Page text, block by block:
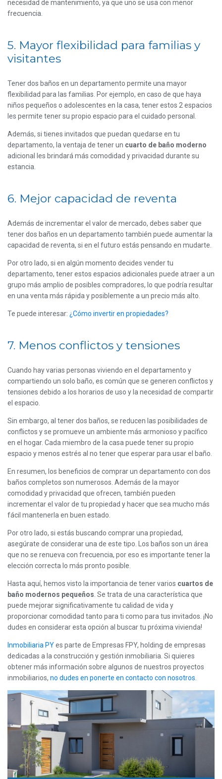
necesidad de mantenimiento, ya que uno se usa con menor
frecuencia.
5. Mayor flexibilidad para familias y
visitantes
Tener dos baños en un departamento permite una mayor
flexibilidad para las familias. Por ejemplo, en caso de que haya
niños pequeños o adolescentes en la casa, tener estos 2 espacios
les permite tener su propio espacio para el cuidado personal.
Además, si tienes invitados que puedan quedarse en tu
departamento, la ventaja de tener un cuarto de baño moderno
adicional les brindará más comodidad y privacidad durante su
estancia.
6. Mejor capacidad de reventa
Además de incrementar el valor de mercado, debes saber que
tener dos baños en un departamento también puede aumentar la
capacidad de reventa, si en el futuro estás pensando en mudarte.
Por otro lado, si en algún momento decides vender tu
departamento, tener estos espacios adicionales puede atraer a un
grupo más amplio de posibles compradores, lo que podría resultar
en una venta más rápida y posiblemente a un precio más alto.
Te puede interesar: ¿Cómo invertir en propiedades?
7. Menos conflictos y tensiones
Cuando hay varias personas viviendo en el departamento y
compartiendo un solo baño, es común que se generen conflictos y
tensiones debido a los horarios de uso y la necesidad de compartir
el espacio.
Sin embargo, al tener dos baños, se reducen las posibilidades de
conflictos y se promueve un ambiente más armonioso y pacífico
en el hogar. Cada miembro de la casa puede tener su propio
espacio y menos estrés al no tener que esperar para usar el baño.
En resumen, los beneficios de comprar un departamento con dos
baños completos son numerosos. Además de la mayor
comodidad y privacidad que ofrecen, también pueden
incrementar el valor de tu propiedad y hacer que sea mucho más
fácil mantenerla en buen estado.
Por otro lado, si estás buscando comprar una propiedad,
asegúrate de considerar una de este tipo. Los baños son un área
que no se renueva con frecuencia, por eso es importante tener la
elección correcta lo más pronto posible.
Hasta aquí, hemos visto la importancia de tener varios cuartos de
baño modernos pequeños . Se trata de una característica que
puede mejorar significativamente tu calidad de vida y
proporcionar comodidad tanto para ti como para tus invitados. ¡No
dudes en considerar esta opción al buscar tu próxima vivienda!
Inmobiliaria PYes parte de Empresas FPY, holding de empresas
dedicadas a la construcción y gestión inmobiliaria. Si quieres
obtener más información sobre algunos de nuestros proyectos
inmobiliarios, no dudes en ponerte en contacto con nosotros.